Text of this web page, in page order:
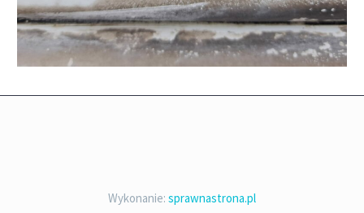
Wykonanie: sprawnastrona.pl